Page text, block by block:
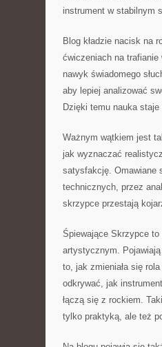
instrument w stabilnym
Blog kładzie nacisk na
ćwiczeniach na trafianie
nawyk świadomego
aby lepiej analizować
Dzięki temu nauka
Ważnym wątkiem jest
jak wyznaczać
satysfakcję. Omawiane
technicznych, przez
skrzypce przestają
Śpiewające Skrzypce
artystycznym.
to, jak zmieniała się
odkrywać, jak
łączą się z rockiem.
tylko praktyką, ale też